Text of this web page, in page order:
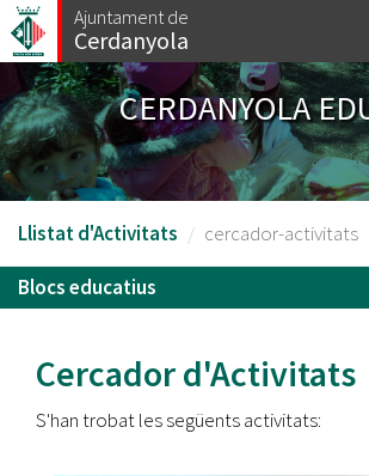
Vés
al
contingut
Ajuntament de
Cerdanyola
CERDANYOLA
Llistat d'Activitats cercador-activitats
Blocs educatius
Cercador d'Activitats
S'han trobat les següents activitats: